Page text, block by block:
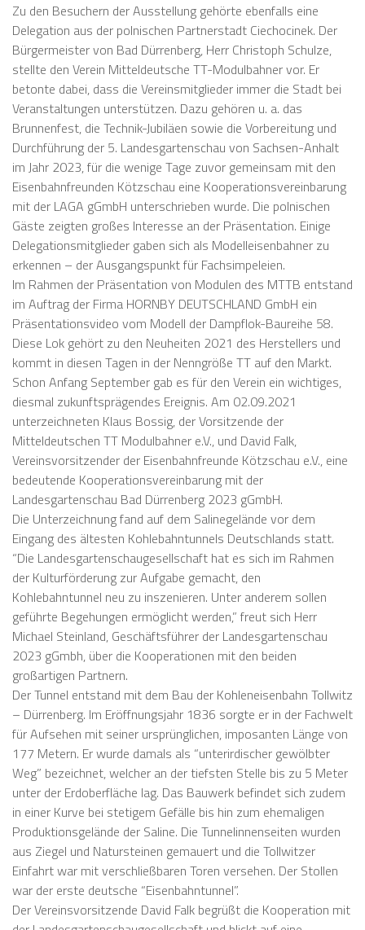
Zu den Besuchern der Ausstellung gehörte ebenfalls eine
Delegation aus der polnischen Partnerstadt Ciechocinek. Der
Bürgermeister von Bad Dürrenberg, Herr Christoph Schulze,
stellte den Verein Mitteldeutsche TT-Modulbahner vor. Er
betonte dabei, dass die Vereinsmitglieder immer die Stadt bei
Veranstaltungen unterstützen. Dazu gehören u. a. das
Brunnenfest, die Technik-Jubiläen sowie die Vorbereitung und
Durchführung der 5. Landesgartenschau von Sachsen-Anhalt
im Jahr 2023, für die wenige Tage zuvor gemeinsam mit den
Eisenbahnfreunden Kötzschau eine Kooperationsvereinbarung
mit der LAGA gGmbH unterschrieben wurde. Die polnischen
Gäste zeigten großes Interesse an der Präsentation. Einige
Delegationsmitglieder gaben sich als Modelleisenbahner zu
erkennen – der Ausgangspunkt für Fachsimpeleien.
Im Rahmen der Präsentation von Modulen des MTTB entstand
im Auftrag der Firma HORNBY DEUTSCHLAND GmbH ein
Präsentationsvideo vom Modell der Dampflok-Baureihe 58.
Diese Lok gehört zu den Neuheiten 2021 des Herstellers und
kommt in diesen Tagen in der Nenngröße TT auf den Markt.
Schon Anfang September gab es für den Verein ein wichtiges,
diesmal zukunftsprägendes Ereignis. Am 02.09.2021
unterzeichneten Klaus Bossig, der Vorsitzende der
Mitteldeutschen TT Modulbahner e.V., und David Falk,
Vereinsvorsitzender der Eisenbahnfreunde Kötzschau e.V., eine
bedeutende Kooperationsvereinbarung mit der
Landesgartenschau Bad Dürrenberg 2023 gGmbH.
Die Unterzeichnung fand auf dem Salinegelände vor dem
Eingang des ältesten Kohlebahntunnels Deutschlands statt.
“Die Landesgartenschaugesellschaft hat es sich im Rahmen
der Kulturförderung zur Aufgabe gemacht, den
Kohlebahntunnel neu zu inszenieren. Unter anderem sollen
geführte Begehungen ermöglicht werden,” freut sich Herr
Michael Steinland, Geschäftsführer der Landesgartenschau
2023 gGmbh, über die Kooperationen mit den beiden
großartigen Partnern.
Der Tunnel entstand mit dem Bau der Kohleneisenbahn Tollwitz
– Dürrenberg. Im Eröffnungsjahr 1836 sorgte er in der Fachwelt
für Aufsehen mit seiner ursprünglichen, imposanten Länge von
177 Metern. Er wurde damals als “unterirdischer gewölbter
Weg” bezeichnet, welcher an der tiefsten Stelle bis zu 5 Meter
unter der Erdoberfläche lag. Das Bauwerk befindet sich zudem
in einer Kurve bei stetigem Gefälle bis hin zum ehemaligen
Produktionsgelände der Saline. Die Tunnelinnenseiten wurden
aus Ziegel und Natursteinen gemauert und die Tollwitzer
Einfahrt war mit verschließbaren Toren versehen. Der Stollen
war der erste deutsche “Eisenbahntunnel”.
Der Vereinsvorsitzende David Falk begrüßt die Kooperation mit